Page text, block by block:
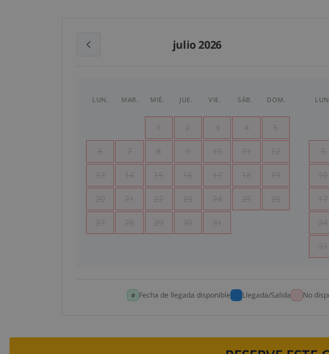
julio 2026
LUN. MAR. MIÉ. JUE. VIE. SÁB. DOM.
1 2 3 4 5
6 7 8 9 10 11 12
13 14 15 16 17 18 19
20 21 22 23 24 25 26
27 28 29 30 31
3
10
17
24
31
Fecha de llegada disponible Llegada/Salida No